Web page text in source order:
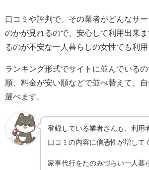
口コミや評判で、その業者がどんなサ
のかが見れるので、安心して利用出来
るのが不安な一人暮らしの女性でも利用
ランキング形式でサイトに並んでいる
順、料金が安い順などで並べ替えて、
選べます。
登録している業者さんも、利用
口コミの内容に信憑性が増して
家事代行をたのみづらい一人暮